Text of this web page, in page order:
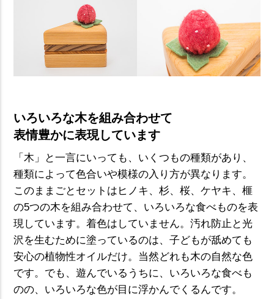
いろいろな木を組み合わせて
表情豊かに表現しています
「木」と一言にいっても、いくつもの種類があり、
種類によって色合いや模様の入り方が異なります。
このままごとセットはヒノキ、杉、桜、ケヤキ、榧
の5つの木を組み合わせて、いろいろな食べものを表
現しています。着色はしていません。汚れ防止と光
沢を生むために塗っているのは、子どもが舐めても
安心の植物性オイルだけ。当然どれも木の自然な色
です。でも、遊んでいるうちに、いろいろな食べも
のの、いろいろな色が目に浮かんでくるんです。